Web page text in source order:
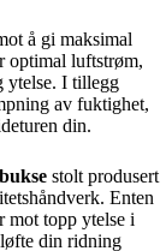
å gi maksimal
optimal luftstrøm,
ytelse. I tillegg
av fuktighet,
din.
stolt produsert
Enten
mot topp ytelse i
løfte din ridning